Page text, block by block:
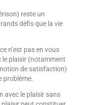
reste un
défis que la vie
n’est pas en vous
plaisir (notamment
de satisfaction)
problème.
avec le plaisir sans